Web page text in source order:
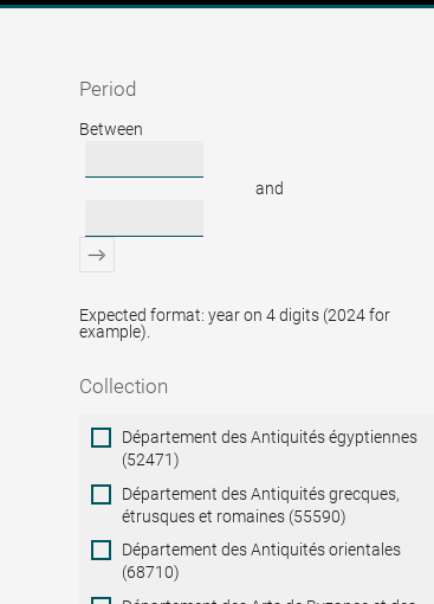
Recherche
Period
Period
Between
and
Expected format: year on 4 digits (2024 for
example).
Collection
Collection
Département des Antiquités égyptiennes
(52471)
Département des Antiquités grecques,
étrusques et romaines (55590)
Département des Antiquités orientales
(68710)